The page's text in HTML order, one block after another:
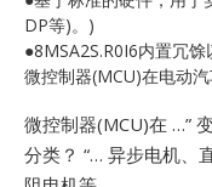
DP等)。)
●8MSA2S.R0I6内置冗
微控制器(MCU)在电动
微控制器(MCU)在 …”
分类？ “… 异步电机、